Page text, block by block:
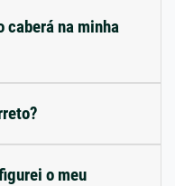
caberá na minha
o meu